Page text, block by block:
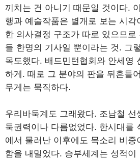
끼치는 건 아니기 때문일 것이다.
행과 예술작품은 별개로 보는 시각
한 의사결정 구조가 따로 있으므
들 한명의 기사일 뿐이라는 것. 그
목도했다. 배드민턴협회와 안세영
하게. 때로 그 분야의 판을 뒤흔들
무게는 묵직하다.
우리바둑계도 그래왔다. 조남철
둑권력이나 다름없었다. 한시대를
에서 물러난 이후에도 목소리 비중
함을 내밀었다. 승부세계는 성적이